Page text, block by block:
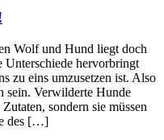
Wolf und Hund liegt doch
Unterschiede hervorbringt
zu eins umzusetzen ist. Also
sein. Verwilderte Hunde
sondern sie müssen
des […]